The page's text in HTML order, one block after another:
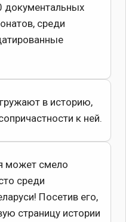
документальных
среди
в историю,
к ней.
может смело
среди
Посетив его,
страницу истории